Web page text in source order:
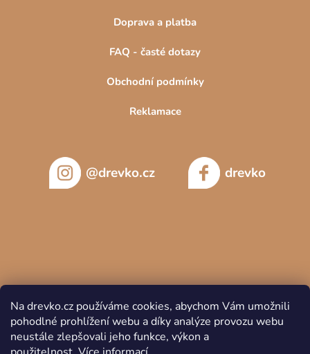
Na drevko.cz používáme cookies, abychom Vám umožnili
pohodlné prohlížení webu a díky analýze provozu webu
neustále zlepšovali jeho funkce, výkon a
Doprava a platba
FAQ - časté dotazy
Obchodní podmínky
Reklamace
@drevko.cz drevko